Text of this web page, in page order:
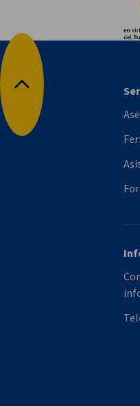
Volver arriba